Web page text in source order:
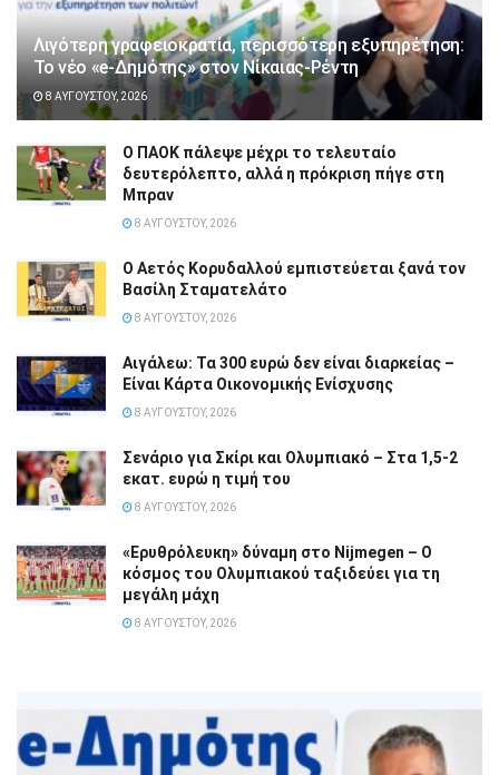
Λιγότερη γραφειοκρατία, περισσότερη εξυπηρέτηση:
Το νέο «e-Δημότης» στον Νίκαιας-Ρέντη
8 ΑΥΓΟΎΣΤΟΥ, 2026
Ο ΠΑΟΚ πάλεψε μέχρι το τελευταίο
δευτερόλεπτο, αλλά η πρόκριση πήγε στη
Μπραν
8 ΑΥΓΟΎΣΤΟΥ, 2026
Ο Αετός Κορυδαλλού εμπιστεύεται ξανά τον
Βασίλη Σταματελάτο
8 ΑΥΓΟΎΣΤΟΥ, 2026
Αιγάλεω: Τα 300 ευρώ δεν είναι διαρκείας –
Είναι Κάρτα Οικονομικής Ενίσχυσης
8 ΑΥΓΟΎΣΤΟΥ, 2026
Σενάριο για Σκίρι και Ολυμπιακό – Στα 1,5-2
εκατ. ευρώ η τιμή του
8 ΑΥΓΟΎΣΤΟΥ, 2026
«Ερυθρόλευκη» δύναμη στο Nijmegen – Ο
κόσμος του Ολυμπιακού ταξιδεύει για τη
μεγάλη μάχη
8 ΑΥΓΟΎΣΤΟΥ, 2026